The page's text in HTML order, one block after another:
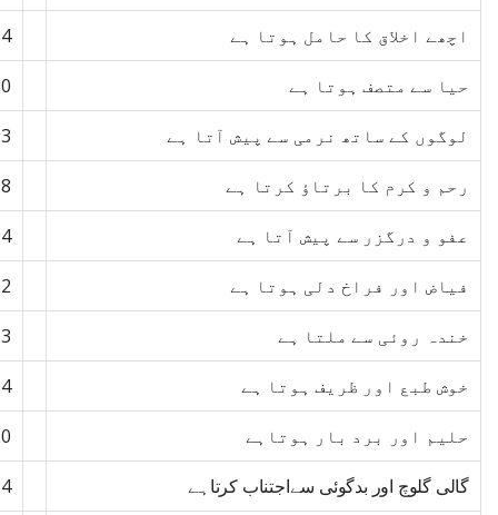
اچھے اخلاق کا حامل ہوتا ہے
حیا سے متصف ہوتا ہے
لوگوں کے ساتھ نرمی سے پیش آتا ہے
رحم و کرم کا برتاؤ کرتا ہے
عفو و درگزر سے پیش آتا ہے
فیاض اور فراخ دلی ہوتا ہے
خندہ روئی سے ملتا ہے
خوش طبع اور ظریف ہوتا ہے
حلیم اور برد بار ہوتاہے
گالی گلوچ اور بدگوئی سےاجتناب کرتاہے